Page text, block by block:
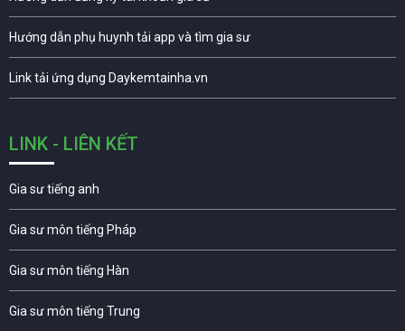
Hướng dẫn phụ huynh tải app và tìm gia sư
Link tải ứng dụng Daykemtainha.vn
LINK - LIÊN KẾT
Gia sư tiếng anh
Gia sư môn tiếng Pháp
Gia sư môn tiếng Hàn
Gia sư môn tiếng Trung